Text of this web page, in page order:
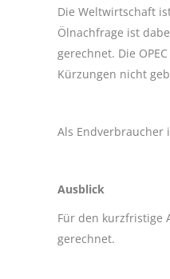
Die Weltwirtschaft
Ölnachfrage ist
gerechnet. Die
Kürzungen nicht
Als
Ausblick
Für den kurzfristige
gerechnet.